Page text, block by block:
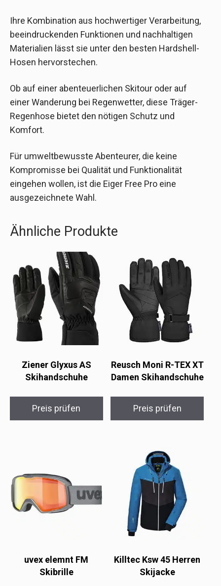
Ihre Kombination aus hochwertiger Verarbeitung,
beeindruckenden Funktionen und nachhaltigen
Materialien lässt sie unter den besten Hardshell-
Hosen hervorstechen.
Ob auf einer abenteuerlichen Skitour oder auf
einer Wanderung bei Regenwetter, diese Träger-
Regenhose bietet den nötigen Schutz und
Komfort.
Für umweltbewusste Abenteurer, die keine
Kompromisse bei Qualität und Funktionalität
eingehen wollen, ist die Eiger Free Pro eine
ausgezeichnete Wahl.
Ähnliche Produkte
Ziener Glyxus AS
Skihandschuhe
Preis prüfen
Reusch Moni R-TEX XT
Damen Skihandschuhe
Preis prüfen
uvex elemnt FM
Skibrille
Killtec Ksw 45 Herren
Skijacke